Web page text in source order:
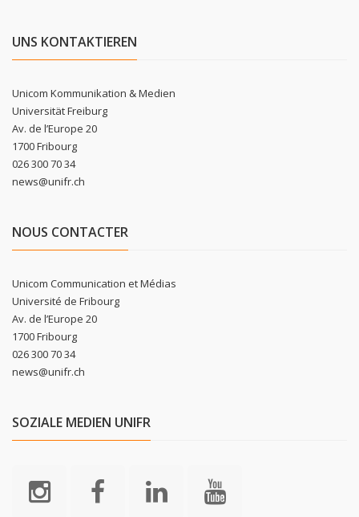
UNS KONTAKTIEREN
Unicom Kommunikation & Medien
Universität Freiburg
Av. de l’Europe 20
1700 Fribourg
026 300 70 34
news@unifr.ch
NOUS CONTACTER
Unicom Communication et Médias
Université de Fribourg
Av. de l’Europe 20
1700 Fribourg
026 300 70 34
news@unifr.ch
SOZIALE MEDIEN UNIFR